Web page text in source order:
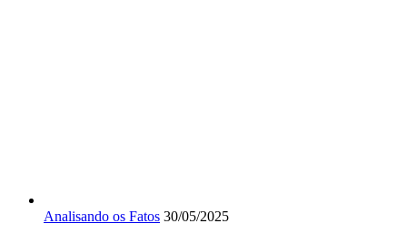
Analisando os Fatos 30/05/2025